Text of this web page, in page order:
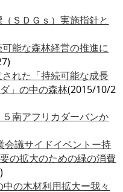
ＳＤＧｓ）実施指針と
能な森林経営の推進に
れた「持続可能な成長
」の中の森林(2015/10/2
南アフリカダーバンか
会議サイドイベントー持
の拡大のための緑の消費
の木材利用拡大ー我々